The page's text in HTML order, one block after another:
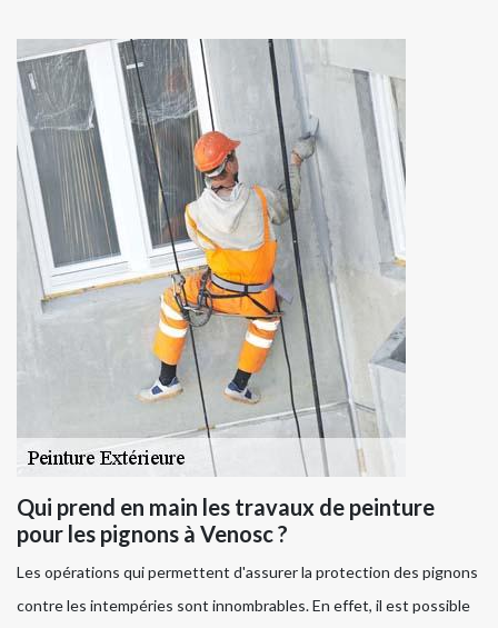
Qui prend en main les travaux de peinture
pour les pignons à Venosc ?
Les opérations qui permettent d'assurer la protection des pignons
contre les intempéries sont innombrables. En effet, il est possible